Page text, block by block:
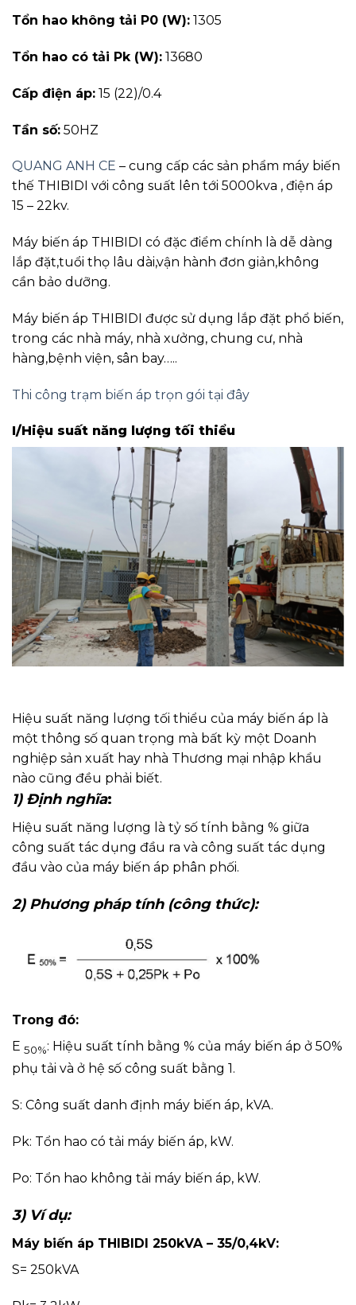
Tổn hao không tải P0 (W): 1305
Tổn hao có tải Pk (W): 13680
Cấp điện áp: 15 (22)/0.4
Tần số: 50HZ
QUANG ANH CE – cung cấp các sản phẩm máy biến
thế THIBIDI với công suất lên tới 5000kva , điện áp
15 – 22kv.
Máy biến áp THIBIDI có đặc điểm chính là dễ dàng
lắp đặt,tuổi thọ lâu dài,vận hành đơn giản,không
cần bảo dưỡng.
Máy biến áp THIBIDI được sử dụng lắp đặt phổ biến,
trong các nhà máy, nhà xưởng, chung cư, nhà
hàng,bệnh viện, sân bay…..
Thi công trạm biến áp trọn gói tại đây
I/Hiệu suất năng lượng tối thiểu
Hiệu suất năng lượng tối thiểu của máy biến áp là
một thông số quan trọng mà bất kỳ một Doanh
nghiệp sản xuất hay nhà Thương mại nhập khẩu
nào cũng đều phải biết.
1) Định nghĩa:
Hiệu suất năng lượng là tỷ số tính bằng % giữa
công suất tác dụng đầu ra và công suất tác dụng
đầu vào của máy biến áp phân phối.
2) Phương pháp tính (công thức):
Trong đó:
E 50%: Hiệu suất tính bằng % của máy biến áp ở 50%
phụ tải và ở hệ số công suất bằng 1.
S: Công suất danh định máy biến áp, kVA.
Pk: Tổn hao có tải máy biến áp, kW.
Po: Tổn hao không tải máy biến áp, kW.
3) Ví dụ:
Máy biến áp THIBIDI 250kVA – 35/0,4kV:
S= 250kVA